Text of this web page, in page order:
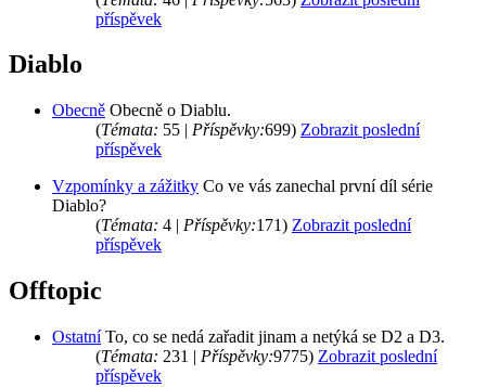
příspěvek
Diablo
Obecně Obecně o Diablu.
(Témata: 55 | Příspěvky:699) Zobrazit poslední
příspěvek
Vzpomínky a zážitky Co ve vás zanechal první díl série
Diablo?
(Témata: 4 | Příspěvky:171) Zobrazit poslední
příspěvek
Offtopic
Ostatní To, co se nedá zařadit jinam a netýká se D2 a D3.
(Témata: 231 | Příspěvky:9775) Zobrazit poslední
příspěvek